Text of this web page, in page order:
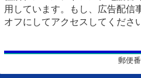
用しています。もし、広告配信
オフにしてアクセスしてくださ
郵便